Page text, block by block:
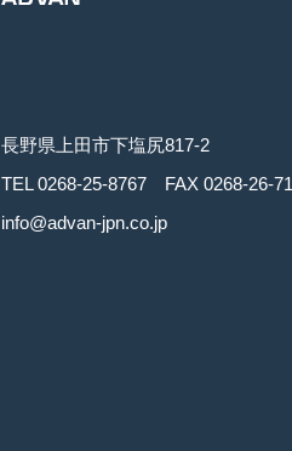
長野県上田市下塩尻817-2
TEL0268-25-8767 FAX 0268-26-
info@advan-jpn.co.jp